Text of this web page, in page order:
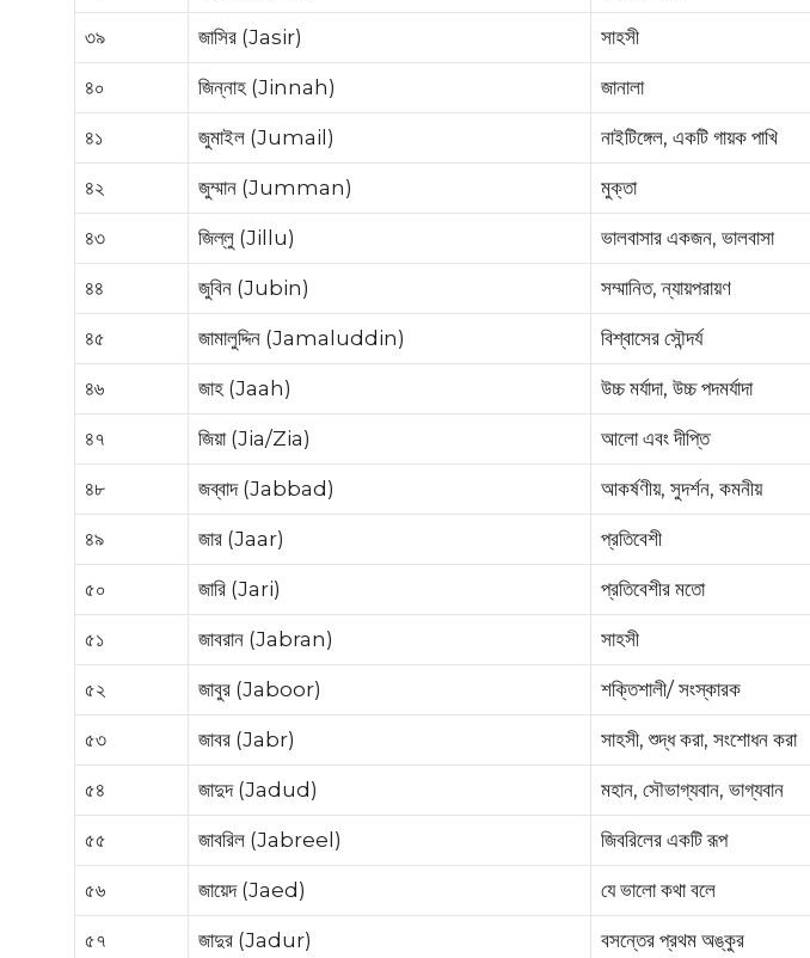
৩৯ জাসির (Jasir) সাহসী
৪০ জিন্নাহ (Jinnah) জানালা
৪১ জুমাইল (Jumail) নাইটিঙ্গেল, একটি গায়ক পাখি
৪২ জুম্মান (Jumman) মুক্তা
৪৩ জিল্লু (Jillu) ভালবাসার একজন, ভালবাসা
৪৪ জুবিন (Jubin) সম্মানিত, ন্যায়পরায়ণ
৪৫ জামালুদ্দিন (Jamaluddin) বিশ্বাসের সৌন্দর্য
৪৬ জাহ (Jaah) উচ্চ মর্যাদা, উচ্চ পদমর্যাদা
৪৭ জিয়া (Jia/Zia) আলো এবং দীপ্তি
৪৮ জব্বাদ (Jabbad) আকর্ষণীয়, সুদর্শন, কমনীয়
৪৯ জার (Jaar) প্রতিবেশী
৫০ জারি (Jari) প্রতিবেশীর মতো
৫১ জাবরান (Jabran) সাহসী
৫২ জাবুর (Jaboor) শক্তিশালী/ সংস্কারক
৫৩ জাবর (Jabr) সাহসী, শুদ্ধ করা, সংশোধন করা
৫৪ জাদুদ (Jadud) মহান, সৌভাগ্যবান, ভাগ্যবান
৫৫ জাবরিল (Jabreel) জিবরিলের একটি রূপ
৫৬ জায়েদ (Jaed) যে ভালো কথা বলে
৫৭ জাদুর (Jadur) বসন্তের প্রথম অঙ্কুর